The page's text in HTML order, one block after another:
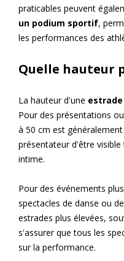
praticables peuvent
un podium sportif,
les performances des
Quelle hauteur
La hauteur d'une estrade
Pour des présentations
à 50 cm est
présentateur d'être
intime.
Pour des événements
spectacles de danse ou
estrades plus élevées,
s'assurer que tous les
sur la performance.